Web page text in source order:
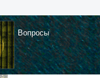
Вопросы